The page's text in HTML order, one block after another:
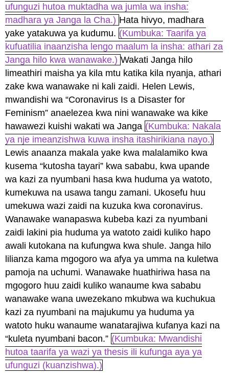
ufunguzi hutoa muktadha wa jumla wa insha:
madhara ya Janga la Cha.) Hata hivyo, madhara
yake yatakuwa ya kudumu. (Kumbuka: Taarifa ya
kufuatilia inaanzisha lengo maalum la insha: athari za
Janga hilo kwa wanawake.) Wakati Janga hilo
limeathiri maisha ya kila mtu katika kila nyanja, athari
zake kwa wanawake ni kali zaidi. Helen Lewis,
mwandishi wa “Coronavirus Is a Disaster for
Feminism” anaelezea kwa nini wanawake wa kike
hawawezi kuishi wakati wa Janga (Kumbuka: Nakala
ya nje imeanzishwa kuwa insha itashirikiana nayo.)
Lewis anaanza makala yake kwa malalamiko kwa
kusema “kutosha tayari” kwa sababu, kwa upande
wa kazi za nyumbani hasa kwa huduma ya watoto,
kumekuwa na usawa tangu zamani. Ukosefu huu
umekuwa wazi zaidi na kuzuka kwa coronavirus.
Wanawake wanapaswa kubeba kazi za nyumbani
zaidi lakini pia huduma ya watoto zaidi kuliko hapo
awali kutokana na kufungwa kwa shule. Janga hilo
lilianza kama mgogoro wa afya ya umma na kuletwa
pamoja na uchumi. Wanawake huathiriwa hasa na
mgogoro huu zaidi kuliko wanaume kwa sababu
wanawake wana uwezekano mkubwa wa kuchukua
kazi za nyumbani na majukumu ya huduma ya
watoto huku wanaume wanatarajiwa kufanya kazi na
“kuleta nyumbani bacon.” (Kumbuka: Mwandishi
hutoa taarifa ya wazi ya thesis ili kufunga aya ya
ufunguzi (kuanzishwa).)